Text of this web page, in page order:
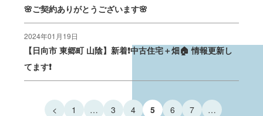
🌸ご契約ありがとうございます🌸
2024年01月19日
【日向市 東郷町 山陰】新着❗中古住宅＋畑🏠 情報更新し
てます❗
< 1 … 3 4 5 6 7
…